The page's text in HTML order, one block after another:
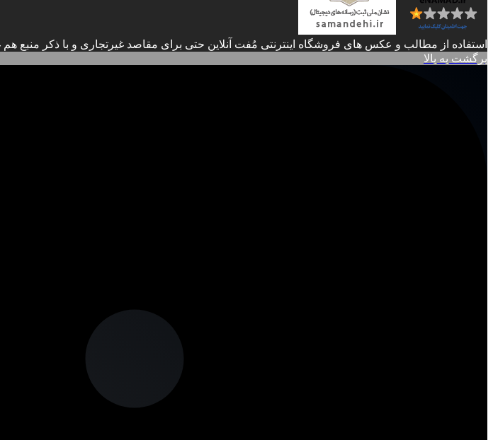
استفاده از مطالب و عکس های فروشگاه اینترنتی مُفت آنلاین حتی برای مقاصد غیرتجاری و با ذکر منبع
برگشت به بالا